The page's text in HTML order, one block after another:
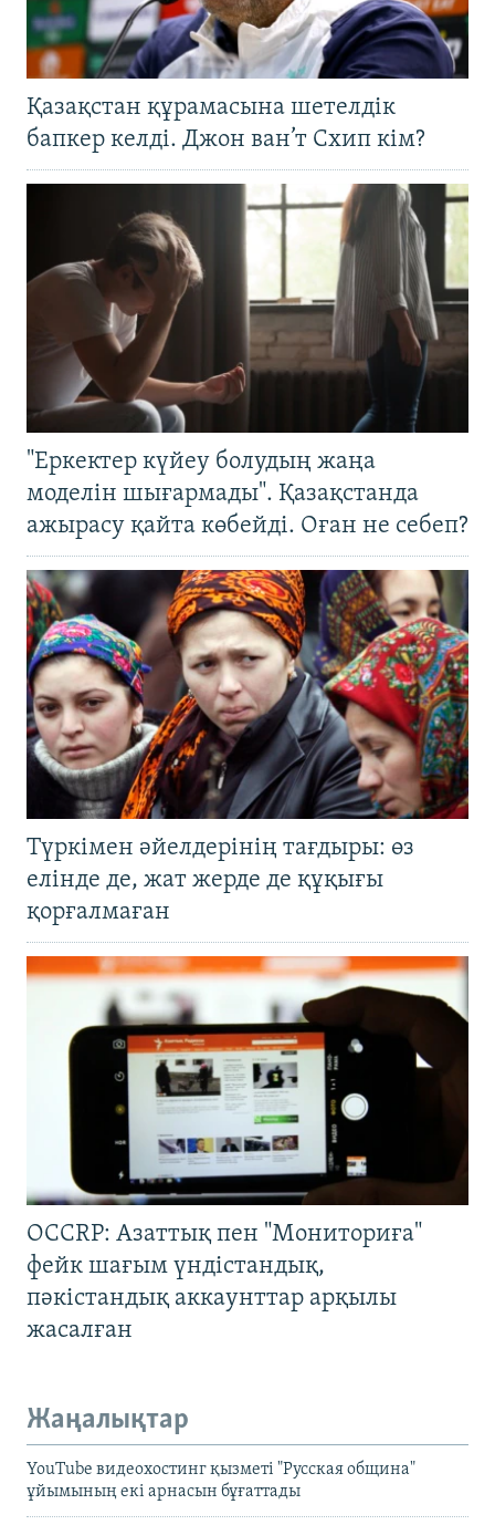
Қазақстан құрамасына шетелдік
бапкер келді. Джон ван’т Схип кім?
"Еркектер күйеу болудың жаңа
моделін шығармады". Қазақстанда
ажырасу қайта көбейді. Оған не себеп?
Түркімен әйелдерінің тағдыры: өз
елінде де, жат жерде де құқығы
қорғалмаған
OCCRP: Азаттық пен "Мониториға"
фейк шағым үндістандық,
пәкістандық аккаунттар арқылы
жасалған
Жаңалықтар
YouTube видеохостинг қызметі "Русская община"
ұйымының екі арнасын бұғаттады